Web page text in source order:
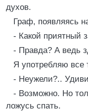
духов.
Граф, появляясь
- Какой приятный
- Правда? А ведь
Я употребляю все
- Неужели?..
- Возможно. Но
ложусь спать.